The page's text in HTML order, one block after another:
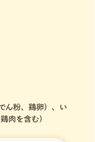
ん粉、鶏卵）、い
肉を含む）